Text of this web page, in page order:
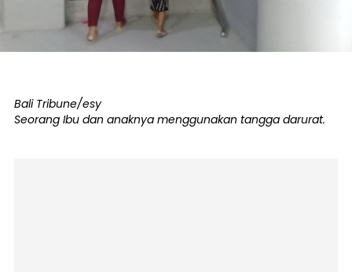
Bali Tribune/esy
Seorang Ibu dan anaknya menggunakan tangga darurat.